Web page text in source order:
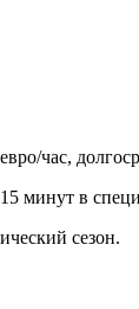
час,
минут в
сезон.